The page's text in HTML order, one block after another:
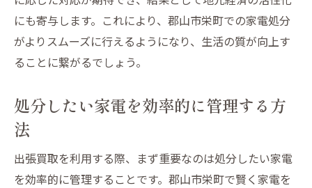
にも寄与します。これにより、郡山市栄町での家電処分
がよりスムーズに行えるようになり、生活の質が向上す
ることに繋がるでしょう。
処分したい家電を効率的に管理する方
法
出張買取を利用する際、まず重要なのは処分したい家電
を効率的に管理することです。郡山市栄町で賢く家電を